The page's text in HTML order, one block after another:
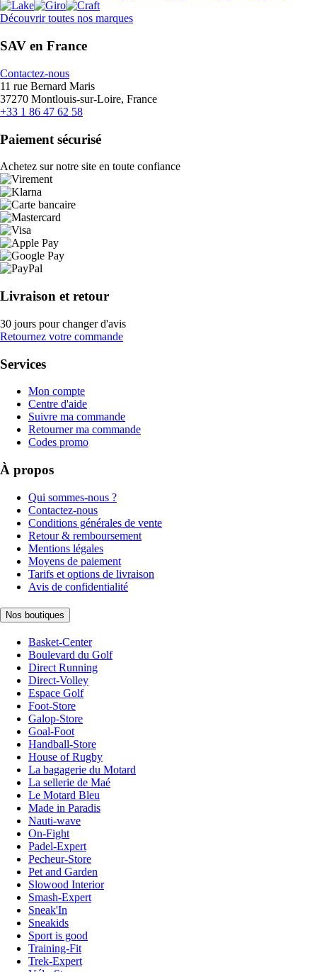
Découvrir toutes nos marques
SAV en France
Contactez-nous
11 rue Bernard Maris
37270 Montlouis-sur-Loire, France
+33 1 86 47 62 58
Paiement sécurisé
Achetez sur notre site en toute confiance
Livraison et retour
30 jours pour changer d'avis
Retournez votre commande
Services
Mon compte
Centre d'aide
Suivre ma commande
Retourner ma commande
Codes promo
À propos
Qui sommes-nous ?
Contactez-nous
Conditions générales de vente
Retour & remboursement
Mentions légales
Moyens de paiement
Tarifs et options de livraison
Avis de confidentialité
Nos boutiques
Basket-Center
Boulevard du Golf
Direct Running
Direct-Volley
Espace Golf
Foot-Store
Galop-Store
Goal-Foot
Handball-Store
House of Rugby
La bagagerie du Motard
La sellerie de Maé
Le Motard Bleu
Made in Paradis
Nauti-wave
On-Fight
Padel-Expert
Pecheur-Store
Pet and Garden
Slowood Interior
Smash-Expert
Sneak'In
Sneakids
Sport is good
Training-Fit
Trek-Expert